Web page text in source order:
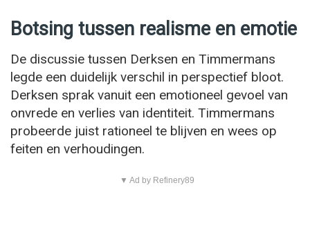
Botsing tussen realisme en emotie
De discussie tussen Derksen en Timmermans
legde een duidelijk verschil in perspectief bloot.
Derksen sprak vanuit een emotioneel gevoel van
onvrede en verlies van identiteit. Timmermans
probeerde juist rationeel te blijven en wees op
feiten en verhoudingen.
▼ Ad by Refinery89